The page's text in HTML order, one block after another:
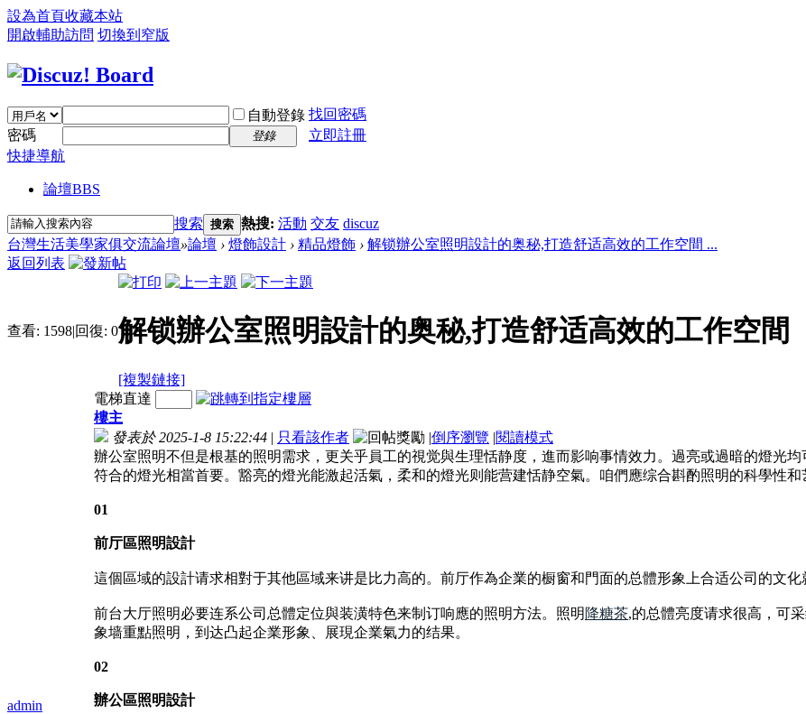
設為首頁收藏本站
開啟輔助訪問 切換到窄版
自動登錄 找回密碼
密碼
登錄
立即註冊
快捷導航
論壇BBS
搜索 搜索 熱搜: 活動 交友 discuz
台灣生活美學家俱交流論壇»論壇 › 燈飾設計 › 精品燈飾 › 解锁辦公室照明設計的奥秘,打造舒适高效的工作空間 ...
返回列表
查看: 1598|回復: 0解锁辦公室照明設計的奥秘,打造舒适高效的工作空間
[複製鏈接]
admin
電梯直達
樓主
發表於 2025-1-8 15:22:44 | 只看該作者 |倒序瀏覽 |閱讀模式
辦公室照明不但是根基的照明需求，更关乎員工的視觉與生理恬静度，進而影响事情效力。過亮或過暗的燈光
符合的燈光相當首要。豁亮的燈光能激起活氣，柔和的燈光则能营建恬静空氣。咱們應综合斟酌照明的科學性和
01
前厅區照明設計
這個區域的設計请求相對于其他區域来讲是比力高的。前厅作為企業的橱窗和門面的总體形象上合适公司的文化
前台大厅照明必要连系公司总體定位與装潢特色来制订响應的照明方法。照明 降糖茶,的总體亮度请求很高，可
象墙重點照明，到达凸起企業形象、展現企業氣力的结果。
02
辦公區照明設計